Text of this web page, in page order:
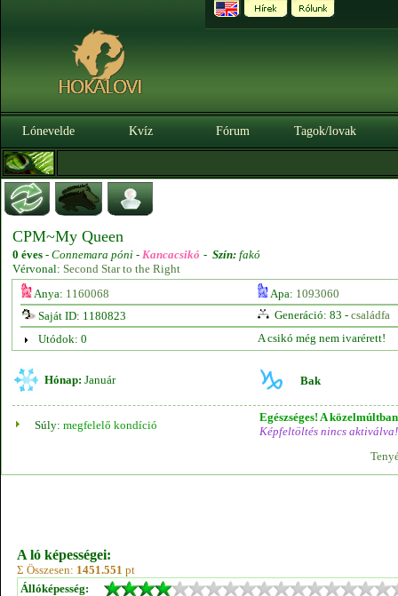
Lónevelde Kvíz Fórum Tagok/lovak
CPM~My Queen
0 éves - Connemara póni - Kancacsikó - Szín: fakó
Vérvonal: Second Star to the Right
Anya: 1160068 Apa: 1093060
Saját ID: 1180823
Generáció: 83 - családfa
Utódok: 0
A csikó még nem ivarérett!
Hónap: Január Bak
Súly: megfelelő kondíció
Egészséges! A
Képfeltöltés nincs aktiválva!
A ló képességei:
Σ Összesen: 1451.551 pt
Állóképesség: